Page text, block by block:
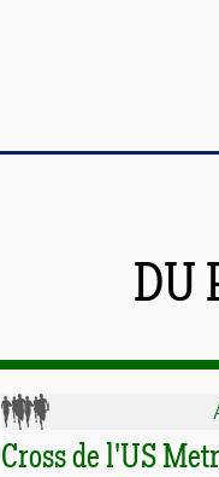
DU
Cross de l'US